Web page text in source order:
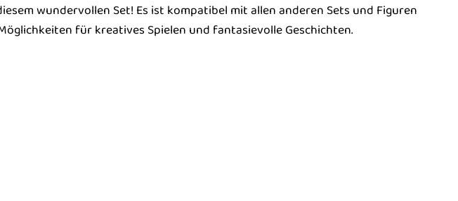
wundervollen Set! Es ist kompatibel mit allen anderen Sets und Figuren
für kreatives Spielen und fantasievolle Geschichten.